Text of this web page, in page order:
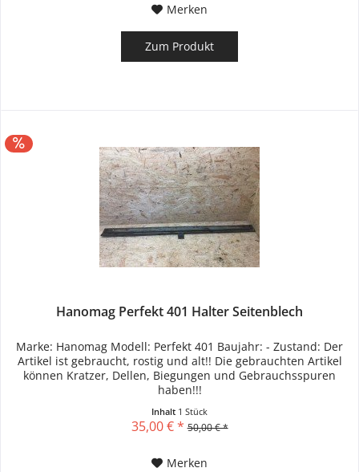
Merken
Zum Produkt
Hanomag Perfekt 401 Halter Seitenblech
Marke: Hanomag Modell: Perfekt 401 Baujahr: - Zustand: Der
Artikel ist gebraucht, rostig und alt!! Die gebrauchten Artikel
können Kratzer, Dellen, Biegungen und Gebrauchsspuren
haben!!!
Inhalt 1 Stück
35,00 € * 50,00 € *
Merken